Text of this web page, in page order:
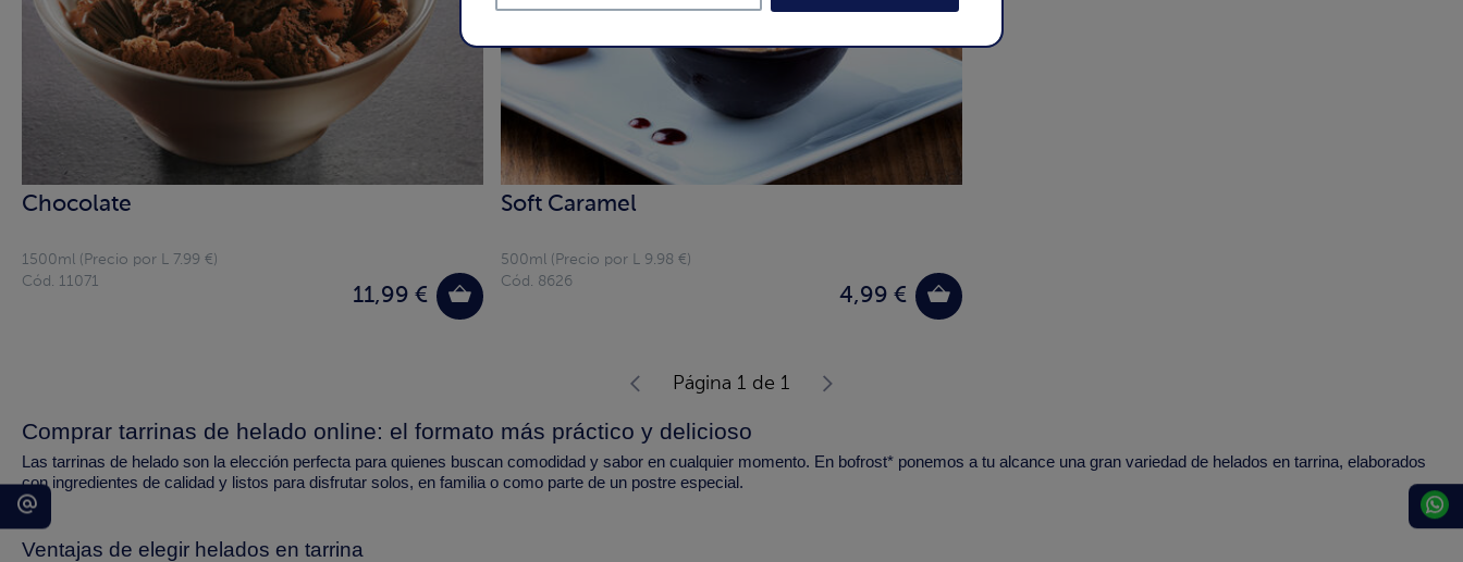
Chocolate
1500ml (Precio por L 7.99 €)
11,99 €
Cód. 11071
Soft Caramel
500ml (Precio por L 9.98 €)
4,99 €
Cód. 8626
Página 1 de 1
Comprar tarrinas de helado online: el formato más práctico y delicioso
Las tarrinas de helado son la elección perfecta para quienes buscan comodidad y sabor en cualquier momento. En bofrost* ponemos a tu alcance una gran variedad de helados en tarrina, elaborados
con ingredientes de calidad y listos para disfrutar solos, en familia o como parte de un postre especial.
Ventajas de elegir helados en tarrina